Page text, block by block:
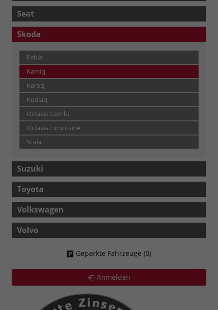
Seat
Skoda
Fabia
Kamiq
Karoq
Kodiaq
Octavia Combi
Octavia Limousine
Scala
Suzuki
Toyota
Volkswagen
Volvo
Geparkte Fahrzeuge (0)
Anmelden